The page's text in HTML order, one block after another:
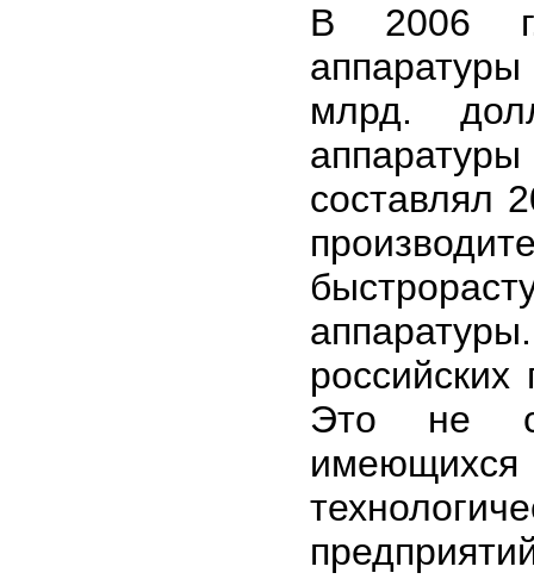
В 2006 г.
млрд.
составлял
Это не
имеющихся